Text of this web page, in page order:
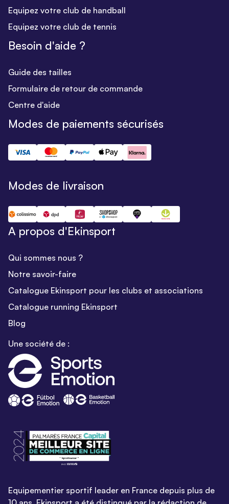
Equipez votre club de handball
Equipez votre club de tennis
Besoin d'aide ?
Guide des tailles
Formulaire de retour de commande
Centre d'aide
Modes de paiements sécurisés
Modes de livraison
A propos d'Ekinsport
Qui sommes nous ?
Notre savoir-faire
Catalogue Ekinsport pour les clubs et associations
Catalogue running Ekinsport
Blog
Une société de :
Equipementier sportif leader en France depuis plus de